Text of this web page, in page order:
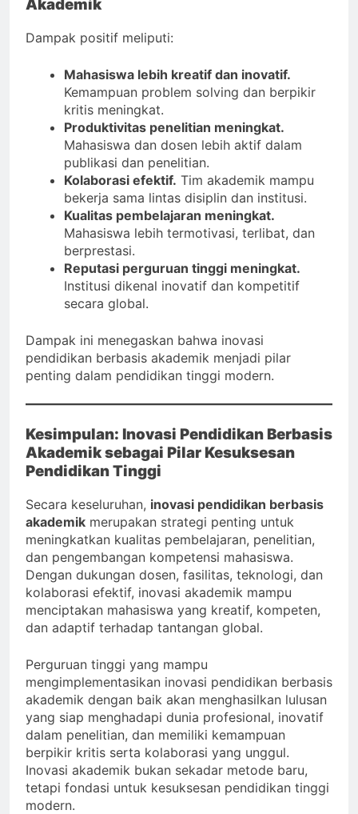
Akademik
Dampak positif meliputi:
Mahasiswa lebih kreatif dan inovatif.
Kemampuan problem solving dan berpikir
kritis meningkat.
Produktivitas penelitian meningkat.
Mahasiswa dan dosen lebih aktif dalam
publikasi dan penelitian.
Kolaborasi efektif. Tim akademik mampu
bekerja sama lintas disiplin dan institusi.
Kualitas pembelajaran meningkat.
Mahasiswa lebih termotivasi, terlibat, dan
berprestasi.
Reputasi perguruan tinggi meningkat.
Institusi dikenal inovatif dan kompetitif
secara global.
Dampak ini menegaskan bahwa inovasi
pendidikan berbasis akademik menjadi pilar
penting dalam pendidikan tinggi modern.
Kesimpulan: Inovasi Pendidikan Berbasis
Akademik sebagai Pilar Kesuksesan
Pendidikan Tinggi
Secara keseluruhan, inovasi pendidikan berbasis
akademik merupakan strategi penting untuk
meningkatkan kualitas pembelajaran, penelitian,
dan pengembangan kompetensi mahasiswa.
Dengan dukungan dosen, fasilitas, teknologi, dan
kolaborasi efektif, inovasi akademik mampu
menciptakan mahasiswa yang kreatif, kompeten,
dan adaptif terhadap tantangan global.
Perguruan tinggi yang mampu
mengimplementasikan inovasi pendidikan berbasis
akademik dengan baik akan menghasilkan lulusan
yang siap menghadapi dunia profesional, inovatif
dalam penelitian, dan memiliki kemampuan
berpikir kritis serta kolaborasi yang unggul.
Inovasi akademik bukan sekadar metode baru,
tetapi fondasi untuk kesuksesan pendidikan tinggi
modern.